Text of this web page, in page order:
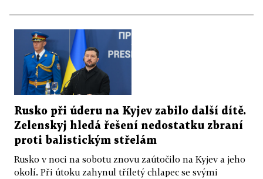
Rusko při úderu na Kyjev zabilo další dítě.
Zelenskyj hledá řešení nedostatku zbraní
proti balistickým střelám
Rusko v noci na sobotu znovu zaútočilo na Kyjev a jeho
okolí. Při útoku zahynul tříletý chlapec se svými